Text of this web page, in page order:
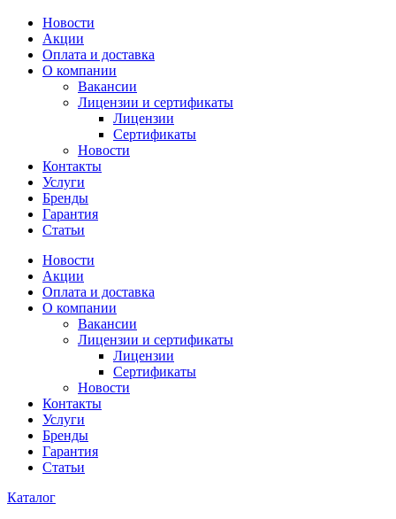
Новости
Акции
Оплата и доставка
О компании
Вакансии
Лицензии и сертификаты
Лицензии
Сертификаты
Новости
Контакты
Услуги
Бренды
Гарантия
Статьи
Новости
Акции
Оплата и доставка
О компании
Вакансии
Лицензии и сертификаты
Лицензии
Сертификаты
Новости
Контакты
Услуги
Бренды
Гарантия
Статьи
Каталог